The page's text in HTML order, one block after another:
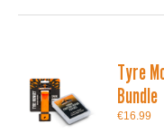
Tyre
Bundle
€16.99